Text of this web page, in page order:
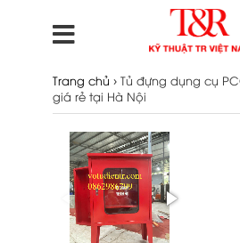
Trang chủ › Tủ đựng dụng cụ
giá rẻ tại Hà Nội